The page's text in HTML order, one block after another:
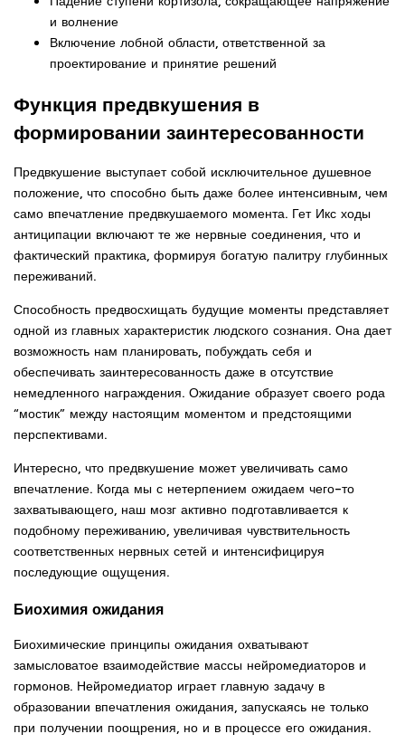
и волнение
Включение лобной области, ответственной за
проектирование и принятие решений
Функция предвкушения в
формировании заинтересованности
Предвкушение выступает собой исключительное душевное
положение, что способно быть даже более интенсивным, чем
само впечатление предвкушаемого момента. Гет Икс ходы
антиципации включают те же нервные соединения, что и
фактический практика, формируя богатую палитру глубинных
переживаний.
Способность предвосхищать будущие моменты представляет
одной из главных характеристик людского сознания. Она дает
возможность нам планировать, побуждать себя и
обеспечивать заинтересованность даже в отсутствие
немедленного награждения. Ожидание образует своего рода
“мостик” между настоящим моментом и предстоящими
перспективами.
Интересно, что предвкушение может увеличивать само
впечатление. Когда мы с нетерпением ожидаем чего-то
захватывающего, наш мозг активно подготавливается к
подобному переживанию, увеличивая чувствительность
соответственных нервных сетей и интенсифицируя
последующие ощущения.
Биохимия ожидания
Биохимические принципы ожидания охватывают
замысловатое взаимодействие массы нейромедиаторов и
гормонов. Нейромедиатор играет главную задачу в
образовании впечатления ожидания, запускаясь не только
при получении поощрения, но и в процессе его ожидания.